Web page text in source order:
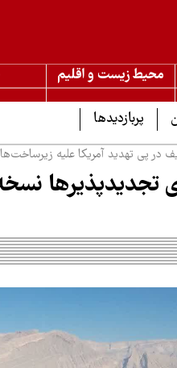
محیط زیست و اقلیم
پربازدیدها
در پی تهدید آمریکا علیه
تجدیدپذیرها